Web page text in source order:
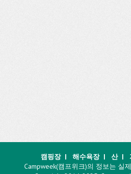
캠핑장| 해수욕장| 산|
Campweek(캠프위크)의 정보는 실